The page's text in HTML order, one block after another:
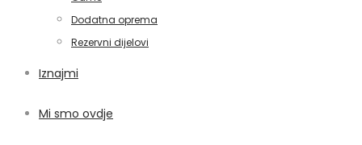
Dodatna oprema
Rezervni dijelovi
Iznajmi
Mi smo ovdje